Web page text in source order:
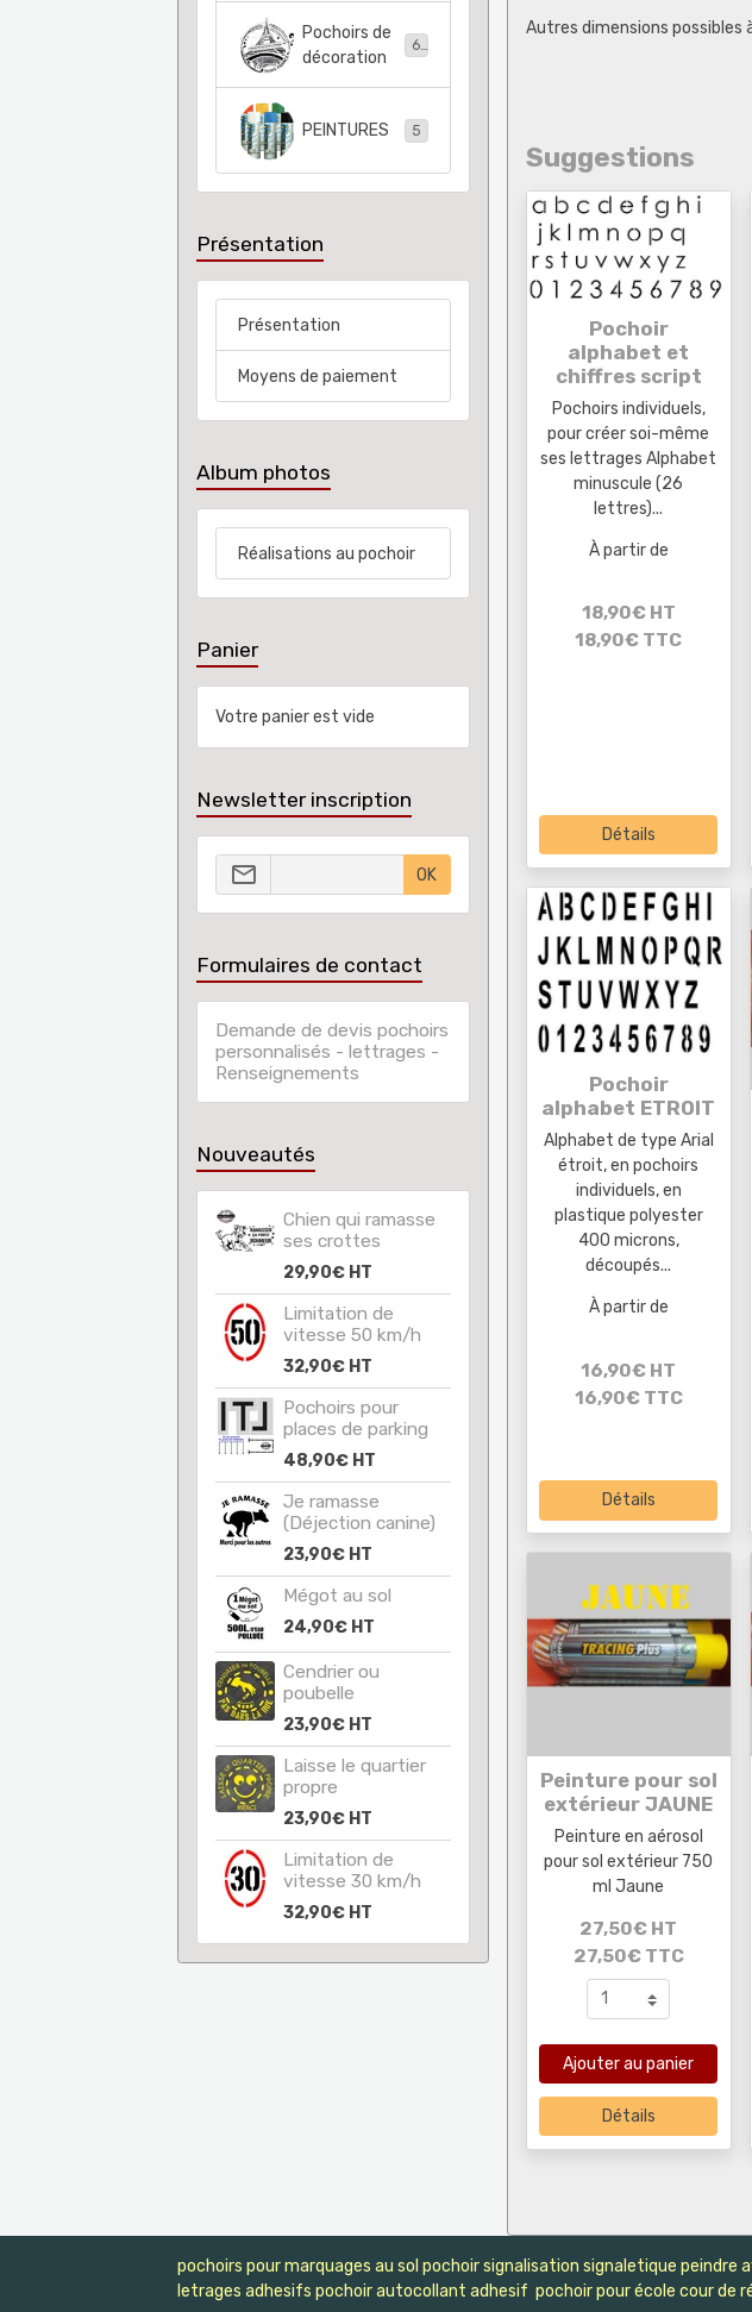
Autres dimensions possibles
Suggestions
Pochoir
alphabet et
chiffres script
Pochoirs individuels,
pour créer soi-même
ses lettrages Alphabet
minuscule (26
lettres)...
À partir de
18,90€ HT
18,90€ TTC
Détails
Pochoir
alphabet ETROIT
Alphabet de type Arial
étroit, en pochoirs
individuels, en
plastique polyester
400 microns,
découpés...
À partir de
16,90€ HT
16,90€ TTC
Détails
Peinture pour sol
extérieur JAUNE
Peinture en aérosol
pour sol extérieur 750
ml Jaune
27,50€ HT
27,50€ TTC
Ajouter au panier
Détails
Pochoirs de
décoration
63
PEINTURES 5
Présentation
Présentation
Moyens de paiement
Album photos
Réalisations au pochoir
Panier
Votre panier est vide
Newsletter inscription
OK
Formulaires de contact
Demande de devis pochoirs
personnalisés - lettrages -
Renseignements
Nouveautés
Chien qui ramasse
ses crottes
29,90€ HT
Limitation de
vitesse 50 km/h
32,90€ HT
Pochoirs pour
places de parking
48,90€ HT
Je ramasse
(Déjection canine)
23,90€ HT
Mégot au sol
24,90€ HT
Cendrier ou
poubelle
23,90€ HT
Laisse le quartier
propre
23,90€ HT
Limitation de
vitesse 30 km/h
32,90€ HT
pochoirs pour marquages au sol pochoir signalisation signaletique
letrages adhesifs pochoir autocollant adhesif pochoir pour école cour